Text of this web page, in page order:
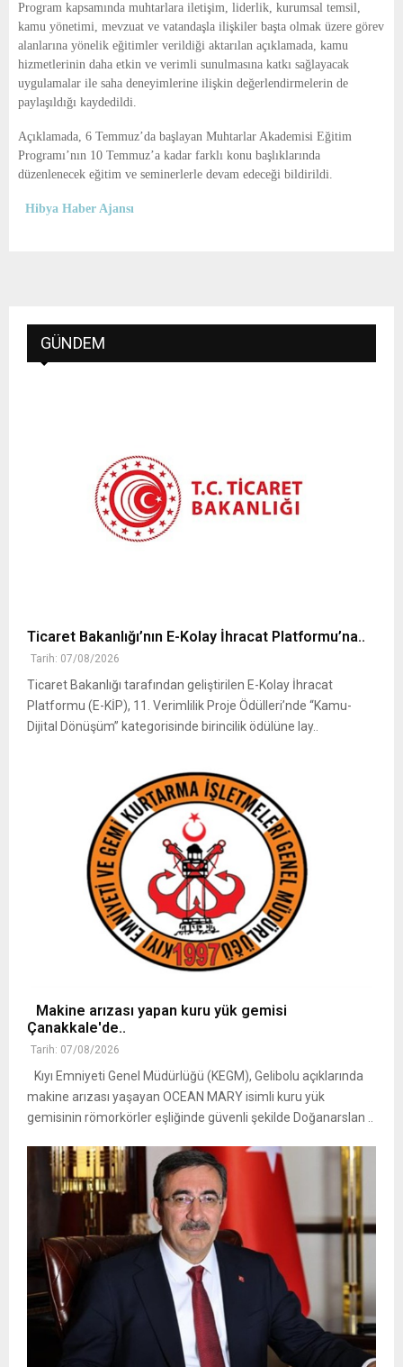
Program kapsamında muhtarlara iletişim, liderlik, kurumsal temsil,
kamu yönetimi, mevzuat ve vatandaşla ilişkiler başta olmak üzere görev
alanlarına yönelik eğitimler verildiği aktarılan açıklamada, kamu
hizmetlerinin daha etkin ve verimli sunulmasına katkı sağlayacak
uygulamalar ile saha deneyimlerine ilişkin değerlendirmelerin de
paylaşıldığı kaydedildi.
Açıklamada, 6 Temmuz’da başlayan Muhtarlar Akademisi Eğitim
Programı’nın 10 Temmuz’a kadar farklı konu başlıklarında
düzenlenecek eğitim ve seminerlerle devam edeceği bildirildi.
Hibya Haber Ajansı
GÜNDEM
Ticaret Bakanlığı’nın E-Kolay İhracat Platformu’na..
Tarih: 07/08/2026
Ticaret Bakanlığı tarafından geliştirilen E-Kolay İhracat
Platformu (E-KİP), 11. Verimlilik Proje Ödülleri’nde “Kamu-
Dijital Dönüşüm” kategorisinde birincilik ödülüne lay..
Makine arızası yapan kuru yük gemisi
Çanakkale'de..
Tarih: 07/08/2026
Kıyı Emniyeti Genel Müdürlüğü (KEGM), Gelibolu açıklarında
makine arızası yaşayan OCEAN MARY isimli kuru yük
gemisinin römorkörler eşliğinde güvenli şekilde Doğanarslan ..